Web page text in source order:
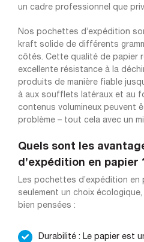
un cadre professionnel que
Nos pochettes d’expédition
kraft solide de différents
côtés. Cette qualité de papier
excellente résistance à la
produits de manière fiable
à aux soufflets latéraux et au
contenus volumineux peuvent
problème – tout cela avec un
Quels sont les
d’expédition en papier
Les pochettes d’expédition en
seulement un choix
bien pensées :
Durabilité : Le papier est